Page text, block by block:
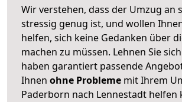
Wir verstehen, dass der Umzug an
stressig genug ist, und wollen
helfen, sich keine Gedanken über
machen zu müssen. Lehnen Sie
haben garantiert passende
Ihnen ohne Probleme mit Ihrem
Paderborn nach Lennestadt helfen